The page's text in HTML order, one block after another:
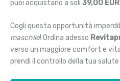
puoi acquistarlo a soli 39,00 EUR.
Cogli questa opportunità
maschile! Ordina adesso
verso un maggiore comfort e
prendi il controllo della tua